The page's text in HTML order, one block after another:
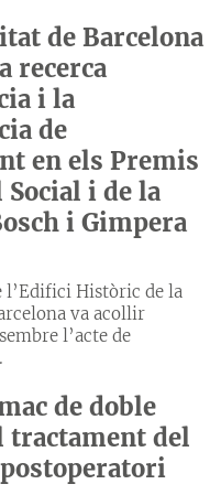
de Barcelona
recerca
i la
de
en els Premis
i de la
i Gimpera
l’Edifici Històric de la
va acollir
l’acte de
de doble
tractament del